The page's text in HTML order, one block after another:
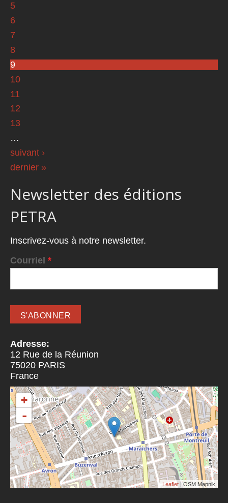
5
6
7
8
9
10
11
12
13
…
suivant ›
dernier »
Newsletter des éditions
PETRA
Inscrivez-vous à notre newsletter.
Courriel *
Adresse:
12 Rue de la Réunion
75020 PARIS
France
+
-
Leaflet | OSM Mapnik